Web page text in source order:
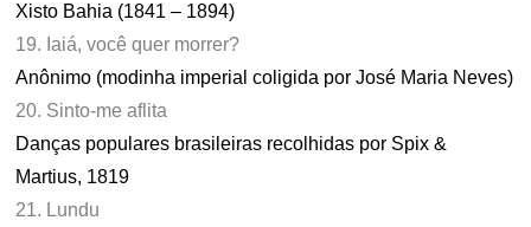
Xisto Bahia (1841 – 1894)
19. Iaiá, você quer morrer?
Anônimo (modinha imperial coligida por José Maria Neves)
20. Sinto-me aflita
Danças populares brasileiras recolhidas por Spix &
Martius, 1819
21. Lundu